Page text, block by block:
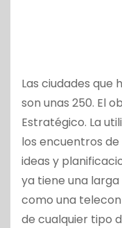
Las ciudades que
son unas 250. El
Estratégico. La
los encuentros
ideas y
ya tiene una
como una
de cualquier tipo